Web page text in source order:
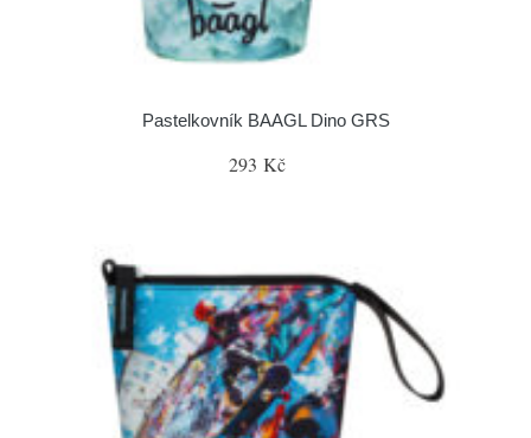
Pastelkovník BAAGL Dino GRS
293 Kč